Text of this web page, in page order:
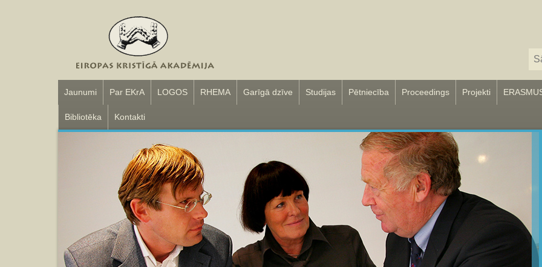
Jaunumi Par EKrA LOGOS RHEMA Garīgā dzīve Studijas Pētniecība Proceedings Projekti
Bibliotēka Kontakti